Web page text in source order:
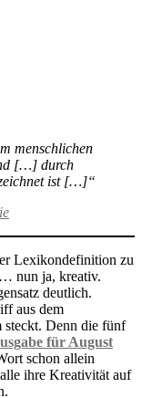
menschlichen
[…] durch
ist […]“
Lexikondefinition zu
nun ja, kreativ.
deutlich.
aus dem
Denn die fünf
für August
schon allein
ihre Kreativität auf